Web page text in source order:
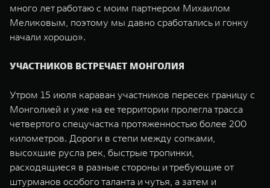
много лет работаю с моим партнером Михаилом
Меликовым, поэтому мы давно сработались и гонку
начали хорошо».
УЧАСТНИКОВ ВСТРЕЧАЕТ МОНГОЛИЯ
Утром 15 июля караван участников пересек границу с
Монголией и уже на ее территории пролегла трасса
четвертого спецучастка протяженностью более 200
километров. Дороги в степи между сопками,
высохшие русла рек, быстрые тропинки,
расходящиеся в разные стороны и требующие от
штурманов особого таланта и чутья, а затем и